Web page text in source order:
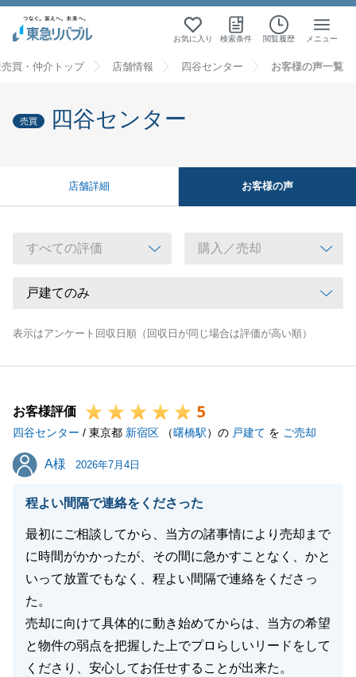
お気に入り 検索条件 閲覧履歴 メニュー
買・仲介トップ 店舗情報 四谷センター お客様の声一覧
売買 四谷センター
店舗詳細 お客様の声
表示はアンケート回収日順（回収日が同じ場合は評価が高い順）
お客様評価 5
四谷センター / 東京都 新宿区 （曙橋駅）の 戸建て を ご売却
A様
A様 2026年7月4日
程よい間隔で連絡をくださった
最初にご相談してから、当方の諸事情により売却まで
に時間がかかったが、その間に急かすことなく、かと
いって放置でもなく、程よい間隔で連絡をくださっ
た。
売却に向けて具体的に動き始めてからは、当方の希望
と物件の弱点を把握した上でプロらしいリードをして
くださり、安心してお任せすることが出来た。